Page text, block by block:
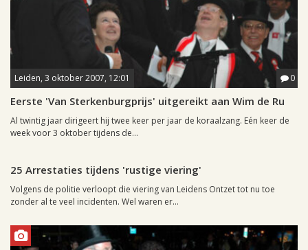
Leiden, 3 oktober 2007, 12:01 0
Eerste 'Van Sterkenburgprijs' uitgereikt aan Wim de Ru
Al twintig jaar dirigeert hij twee keer per jaar de koraalzang. Eén keer de
week voor 3 oktober tijdens de...
25 Arrestaties tijdens 'rustige viering'
Volgens de politie verloopt die viering van Leidens Ontzet tot nu toe
zonder al te veel incidenten. Wel waren er...